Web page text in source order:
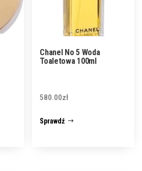
Chanel No 5 Woda
Toaletowa 100ml
580.00zł
Sprawdź